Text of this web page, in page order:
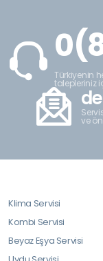
Türkiyenin
talepleriniz
ve
Klima Servisi
Kombi Servisi
Beyaz Eşya Servisi